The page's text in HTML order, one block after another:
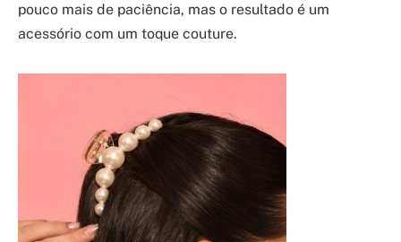
pouco mais de paciência, mas o resultado é um
acessório com um toque couture.